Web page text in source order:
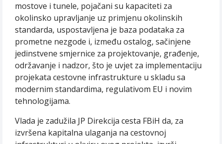
mostove i tunele, pojačani su kapaciteti za
okolinsko upravljanje uz primjenu okolinskih
standarda, uspostavljena je baza podataka za
prometne nezgode i, između ostalog, sačinjene
jedinstvene smjernice za projektovanje, građenje,
održavanje i nadzor, što je uvjet za implementaciju
projekata cestovne infrastrukture u skladu sa
modernim standardima, regulativom EU i novim
tehnologijama.
Vlada je zadužila JP Direkcija cesta FBiH da, za
izvršena kapitalna ulaganja na cestovnoj